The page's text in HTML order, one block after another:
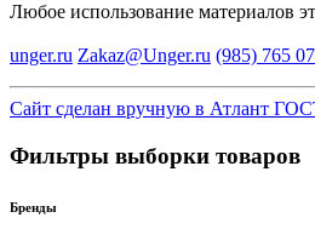
Любое использование материалов
unger.ru Zakaz@Unger.ru (985) 765
Сайт сделан вручную в Атлант
Фильтры выборки товаров
Бренды